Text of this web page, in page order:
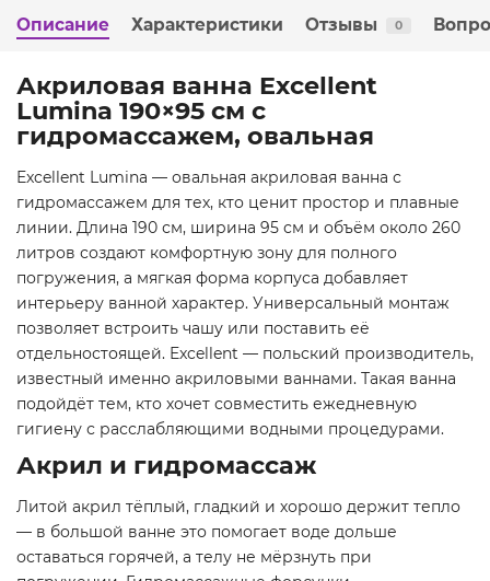
Описание Характеристики Отзывы 0
Акриловая ванна Excellent
Lumina 190×95 см с
гидромассажем, овальная
Excellent Lumina — овальная акриловая ванна с
гидромассажем для тех, кто ценит простор и плавные
линии. Длина 190 см, ширина 95 см и объём около 260
литров создают комфортную зону для полного
погружения, а мягкая форма корпуса добавляет
интерьеру ванной характер. Универсальный монтаж
позволяет встроить чашу или поставить её
отдельностоящей. Excellent — польский производитель,
известный именно акриловыми ваннами. Такая ванна
подойдёт тем, кто хочет совместить ежедневную
гигиену с расслабляющими водными процедурами.
Акрил и гидромассаж
Литой акрил тёплый, гладкий и хорошо держит тепло
— в большой ванне это помогает воде дольше
оставаться горячей, а телу не мёрзнуть при